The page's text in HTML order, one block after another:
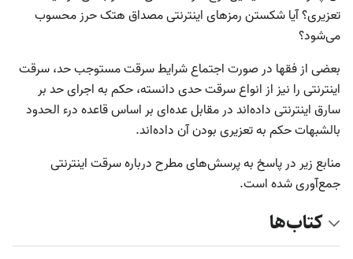
تعزیری؟ آیا شکستن رمزهای اینترنتی مصداق هتک حرز محسوب
می‌شود؟
بعضی از فقها در صورت اجتماع شرایط سرقت مستوجب حد، سرقت
اینترنتی را نیز از انواع سرقت حدی دانسته، حکم به اجرای حد بر
سارق اینترنتی داده‌اند در مقابل عده‌ای بر اساس قاعده درء الحدود
بالشبهات حکم به تعزیری بودن آن داده‌اند.
منابع زیر در پاسخ به پرسش‌های مطرح درباره سرقت اینترنتی
جمع‌آوری شده است.
کتاب‌ها